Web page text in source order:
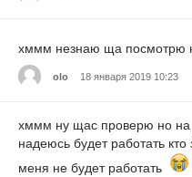
хммм незнаю ща посмотрю
olo 18 января 2019 10:23
хммм ну щас проверю но на
надеюсь будет работать
меня не будет работать